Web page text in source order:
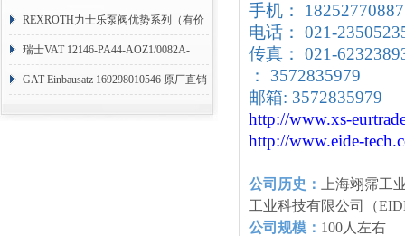
系列编码器
REXROTH力士乐泵阀优势系列（有价
目表）
瑞士VAT 12146-PA44-AOZ1/0082A-
1173938
GAT Einbausatz 169298010546 原厂直销
手机： 18252770887
电话： 021-
传真： 021-
： 3572835979
邮箱: 3572835979
http://www.xs-
http://www.eide-tech
公司历史：
上海翊霈工
工业科技有限公司（
公司规模： 100人左右